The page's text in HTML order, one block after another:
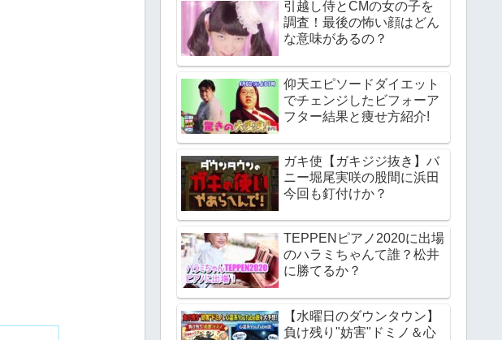
引越し侍とCMの女の子を
調査！最後の怖い顔はどん
な意味があるの？
仰天エピソードダイエット
でチェンジしたビフォーア
フター結果と痩せ方紹介!
ガキ使【ガキジジ抜き】バ
ニー堀尾実咲の股間に浜田
今回も釘付けか？
TEPPENピアノ2020に出場
のハラミちゃんて誰？松井
に勝てるか？
【水曜日のダウンタウン】
負け残り"妨害"ドミノ＆心